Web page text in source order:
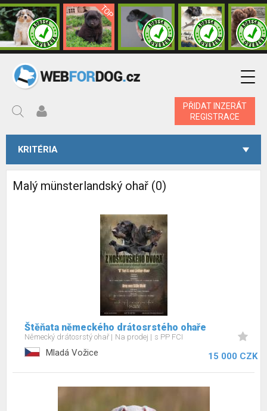
PŘIDAT INZERÁT
REGISTRACE
KRITÉRIA
Malý münsterlandský ohař (0)
Štěňata německého drátosrstého ohaře
Německý drátosrstý ohař Na prodej s PP FCI
Mladá Vožice 15 000 CZK